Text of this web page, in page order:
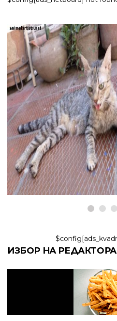
КОТКИ
Защо моята котка
задъхва?
8,2026
ИЗБОР НА РЕДАКТОРА -